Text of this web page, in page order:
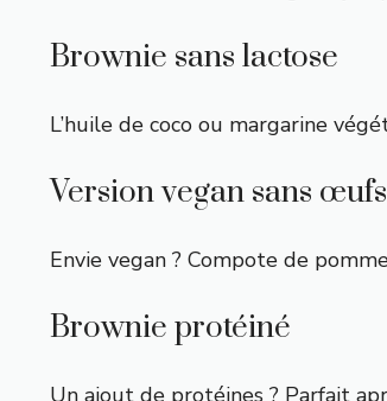
Brownie sans lactose
L’huile de coco ou margarine
Version vegan sans œufs
Envie vegan ? Compote de
Brownie protéiné
Un ajout de protéines ? Parfait